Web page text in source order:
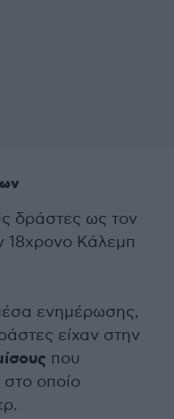
δράστες ως τον
18χρονο Κάλεμπ
ενημέρωσης,
είχαν στην
που
στο οποίο